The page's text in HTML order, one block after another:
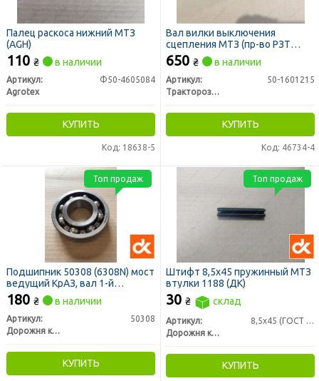
Палец раскоса нижний МТЗ
(AGH)
110 ₴ в наличии
Артикул:
Ф50-4605084
Agrotex
КУПИТЬ
Код: 18638-5
Вал вилки выключения
сцепления МТЗ (пр-во РЗТ
г.Ромны)
650 ₴ в наличии
Артикул:
50-1601215
Тракторозапчасть г. Ромны
КУПИТЬ
Код: 46734-4
Подшипник 50308 (6308N) мост
ведущий КрАЗ, вал 1-й
передачи КПП, ВОМ МТЗ <ДК>
180 ₴ в наличии
Артикул:
50308
Дорожня карта
КУПИТЬ
Топ продаж
Штифт 8,5х45 пружинный МТЗ
втулки 1188 (ДК)
30 ₴ склад
Артикул:
8,5х45 (ГОСТ 14229-7
Дорожня карта
КУПИТЬ
Топ продаж